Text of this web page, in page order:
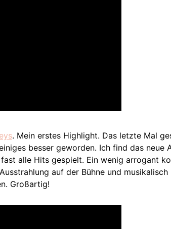
. Mein erstes Highlight. Das letzte Mal
besser geworden. Ich find das neue
alle Hits gespielt. Ein wenig arrogant
auf der Bühne und musikalisch
Großartig!